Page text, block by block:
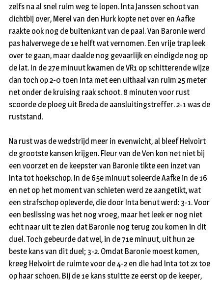
zelfs na al snel ruim weg te lopen. Inta Janssen schoot van
dichtbij over, Merel van den Hurk kopte net over en Aafke
raakte ook nog de buitenkant van de paal. Van Baronie werd
pas halverwege de 1e helft wat vernomen. Een vrije trap leek
over te gaan, maar daalde nog gevaarlijk en eindigde nog op
de lat. In de 27e minuut kwamen de VR1 op schitterende wijze
dan toch op 2-0 toen Inta met een uithaal van ruim 25 meter
net onder de kruising raak schoot. 8 minuten voor rust
scoorde de ploeg uit Breda de aansluitingstreffer. 2-1 was de
ruststand.
Na rust was de wedstrijd meer in evenwicht, al bleef Helvoirt
de grootste kansen krijgen. Fleur van de Ven kon net niet bij
een voorzet en de keepster van Baronie tikte een inzet van
Inta tot hoekschop. In de 65e minuut soleerde Aafke in de 16
en net op het moment van schieten werd ze aangetikt, wat
een strafschop opleverde, die door Inta benut werd: 3-1. Voor
een beslissing was het nog vroeg, maar het leek er nog niet
echt naar uit te zien dat Baronie nog terug zou komen in dit
duel. Toch gebeurde dat wel, in de 71e minuut, uit hun 2e
beste kans van dit duel; 3-2. Omdat Baronie moest komen,
kreeg Helvoirt de ruimte voor de 4-2 en die had Inta tot 2x toe
op haar schoen. Bij de 1e kans stuitte ze eerst op de keeper,